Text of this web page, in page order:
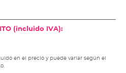
(incluido IVA):
en el precio y puede variar según el